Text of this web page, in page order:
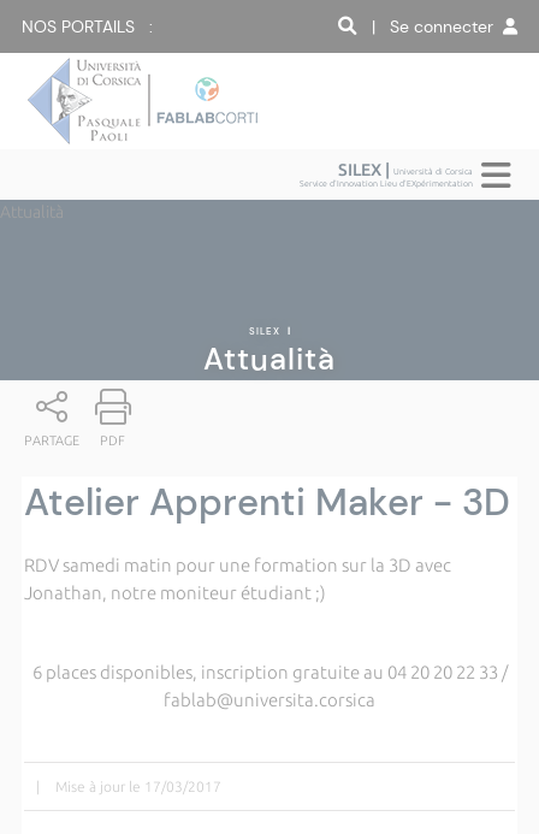
NOS PORTAILS : | Se connecter
SILEX |Università di Corsica
Service d'Innovation Lieu d'EXpérimentation
Attualità
SILEX |
Attualità
PARTAGE PDF
Atelier Apprenti Maker - 3D
RDV samedi matin pour une formation sur la 3D avec
Jonathan, notre moniteur étudiant ;)
6 places disponibles, inscription gratuite au 04 20 20 22 33 /
fablab@universita.corsica
| Mise à jour le 17/03/2017